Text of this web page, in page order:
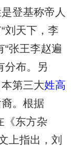
登基称帝人
刘天下，李
“张王李赵遍
分布。另
第三大姓高
裔。根据
《东方杂
上指出，刘